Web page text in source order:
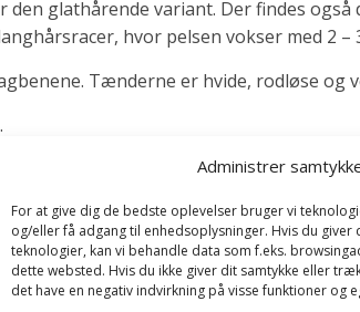
Administrer
For at give dig de bedste oplevelser bruger vi
og/eller få adgang til enhedsoplysninger. Hvis du giver
teknologier, kan vi behandle data som f.eks.
dette websted. Hvis du ikke giver dit samtykke eller
det have en negativ indvirkning på visse funktioner og
glathårende variant. Der findes også
hvor pelsen vokser med 2 –
Tænderne er hvide, rodløse og
med en eller flere artsfæller.